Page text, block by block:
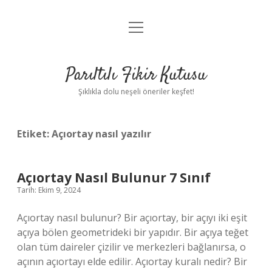
Anasayfa
Yasal Uyarı
menüyü
Parıltılı Fikir Kutusu
Şıklıkla dolu neşeli öneriler keşfet!
Etiket:Açıortay nasıl yazılır
Açıortay Nasıl Bulunur 7 Sınıf
Tarih: Ekim 9, 2024
Açıortay nasıl bulunur? Bir açıortay, bir açıyı iki eşit
açıya bölen geometrideki bir yapıdır. Bir açıya teğet
olan tüm daireler çizilir ve merkezleri bağlanırsa, o
açının açıortayı elde edilir. Açıortay kuralı nedir? Bir